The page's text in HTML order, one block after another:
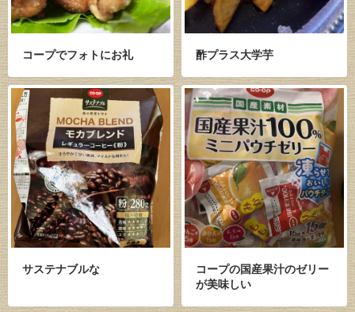
コープでフォトにお礼 酢プラス大学芋
サステナブルな
コープの国産果汁のゼリー
が美味しい